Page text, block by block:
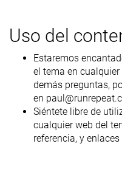
Uso del
Estaremos
el tema en
demás preguntas,
en
Siéntete libre de
cualquier web del
referencia, y